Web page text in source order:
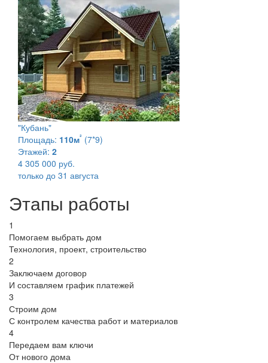
"Кубань"
Площадь: 110м² (7*9)
Этажей: 2
4 305 000 руб.
только до 31 августа
Этапы работы
1
Помогаем выбрать дом
Технология, проект, строительство
2
Заключаем договор
И составляем график платежей
3
Строим дом
С контролем качества работ и материалов
4
Передаем вам ключи
От нового дома